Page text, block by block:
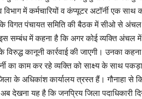
विभाग में कर्मचारियों व कंप्यूटर अटॉर्नी एक
कि विगत पंचायत समिति की बैठक में सीओ से
सम्बंध में कहना है कि अगर कोई व्यक्ति अंचल
कानूनी कार्रवाई की जाएगी। उनका
का काम कर रहे व्यक्ति को साक्ष्य के साथ
के अधिकांश कार्यालय त्रस्त हैं। गौनाहा से
यह है कि जनप्रिय जिला पदाधिकारी